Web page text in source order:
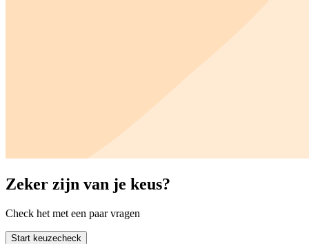
Zeker zijn van je keus?
Check het met een paar vragen
Start keuzecheck